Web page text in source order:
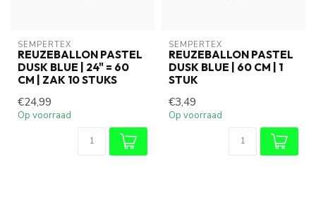
SEMPERTEX
REUZEBALLON PASTEL
DUSK BLUE | 24" = 60
CM | ZAK 10 STUKS
€24,99
Op voorraad
SEMPERTEX
REUZEBALLON PASTEL
DUSK BLUE | 60 CM | 1
STUK
€3,49
Op voorraad